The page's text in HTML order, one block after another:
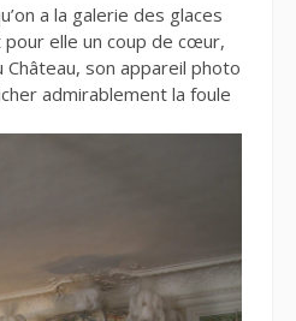
a la galerie des glaces
elle un coup de cœur,
son appareil photo
admirablement la foule